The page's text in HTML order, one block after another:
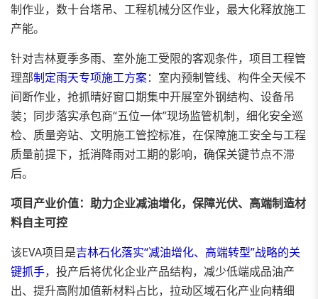
制作业，数十台塔吊、工程机械分区作业，最大化释放施工
产能。
针对吉林夏季多雨、室外施工受限的客观条件，项目工程管
理部制定雨天专项施工方案：室内预制管线、构件全天候不
间断作业，抢抓晴好窗口期集中开展室外钢结构、设备吊
装；同步落实承包商“五位一体”现场监管机制，细化安全巡
检、质量旁站、文明施工管控标准，在保障施工安全与工程
质量前提下，抵消降雨对工期的影响，确保关键节点不滞
后。
项目产业价值：助力企业减油增化，保障光伏、高端制造材
料自主可控
该EVA项目是吉林石化落实“减油增化、高端转型”战略的关
键抓手，投产后将优化企业产品结构，减少低端成品油产
出、提升高附加值新材料占比，拉动区域石化产业向精细